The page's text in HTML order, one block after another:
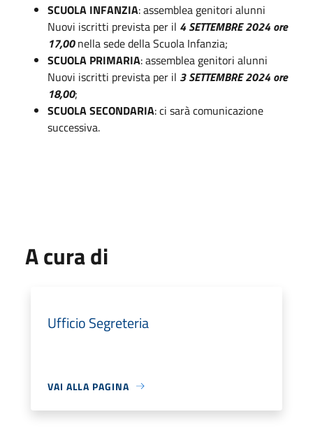
SCUOLA INFANZIA: assemblea genitori alunni
Nuovi iscritti prevista per il 4 SETTEMBRE 2024 ore
17,00nella sede della Scuola Infanzia;
SCUOLA PRIMARIA: assemblea genitori alunni
Nuovi iscritti prevista per il 3 SETTEMBRE 2024 ore
18,00;
SCUOLA SECONDARIA: ci sarà comunicazione
successiva.
A cura di
Ufficio Segreteria
VAI ALLA PAGINA